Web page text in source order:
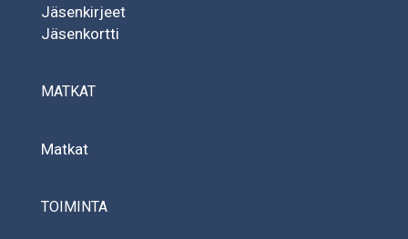
Jäsenkirjeet
Jäsenkortti
MATKAT
Matkat
TOIMINTA